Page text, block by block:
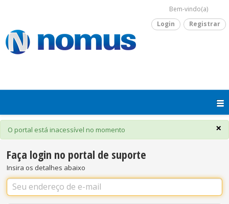
Bem-vindo(a)
Login
Registrar
×
O portal está inacessível no momento
Faça login no portal de suporte
Insira os detalhes abaixo